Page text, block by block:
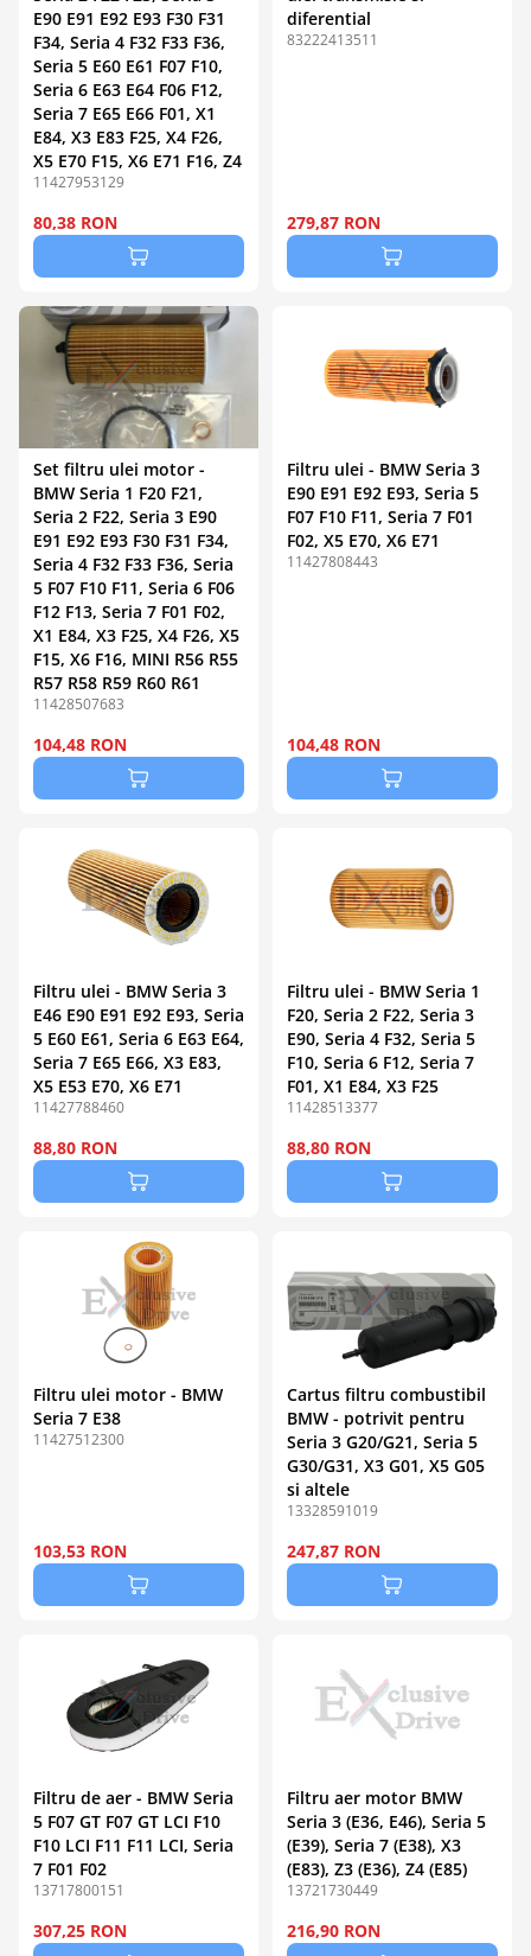
E90 E91 E92 E93 F30 F31
F34, Seria 4 F32 F33 F36,
Seria 5 E60 E61 F07 F10,
Seria 6 E63 E64 F06 F12,
Seria 7 E65 E66 F01, X1
E84, X3 E83 F25, X4 F26,
X5 E70 F15, X6 E71 F16, Z4
11427953129
80,38 RON
diferential
83222413511
279,87 RON
Set filtru ulei motor -
BMW Seria 1 F20 F21,
Seria 2 F22, Seria 3 E90
E91 E92 E93 F30 F31 F34,
Seria 4 F32 F33 F36, Seria
5 F07 F10 F11, Seria 6 F06
F12 F13, Seria 7 F01 F02,
X1 E84, X3 F25, X4 F26, X5
F15, X6 F16, MINI R56 R55
R57 R58 R59 R60 R61
11428507683
104,48 RON
Filtru ulei - BMW Seria 3
E90 E91 E92 E93, Seria 5
F07 F10 F11, Seria 7 F01
F02, X5 E70, X6 E71
11427808443
104,48 RON
Filtru ulei - BMW Seria 3
E46 E90 E91 E92 E93, Seria
5 E60 E61, Seria 6 E63 E64,
Seria 7 E65 E66, X3 E83,
X5 E53 E70, X6 E71
11427788460
88,80 RON
Filtru ulei - BMW Seria 1
F20, Seria 2 F22, Seria 3
E90, Seria 4 F32, Seria 5
F10, Seria 6 F12, Seria 7
F01, X1 E84, X3 F25
11428513377
88,80 RON
Filtru ulei motor - BMW
Seria 7 E38
11427512300
103,53 RON
Cartus filtru combustibil
BMW - potrivit pentru
Seria 3 G20/G21, Seria 5
G30/G31, X3 G01, X5 G05
si altele
13328591019
247,87 RON
Filtru de aer - BMW Seria
5 F07 GT F07 GT LCI F10
F10 LCI F11 F11 LCI, Seria
7 F01 F02
13717800151
307,25 RON
Filtru aer motor BMW
Seria 3 (E36, E46), Seria 5
(E39), Seria 7 (E38), X3
(E83), Z3 (E36), Z4 (E85)
13721730449
216,90 RON